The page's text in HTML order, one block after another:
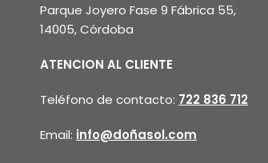
Parque Joyero Fase 9 Fábrica 55,
14005, Córdoba
ATENCION AL CLIENTE
Teléfono de contacto: 722 836 712
Email: info@doñasol.com